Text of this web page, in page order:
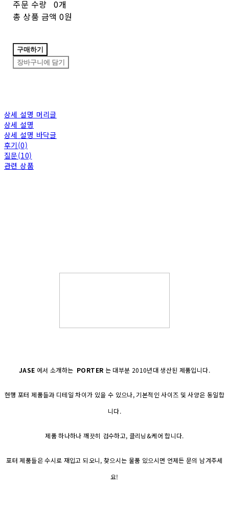
주문 수량 0개
총 상품 금액 0원
구매하기
장바구니에 담기
상세 설명 머리글
상세 설명
상세 설명 바닥글
후기(0)
질문(10)
관련 상품
JASE 에서 소개하는 PORTER 는 대부분 2010년대 생산된 제품입니다.
현행 포터 제품들과 디테일 차이가 있을 수 있으나, 기본적인 사이즈 및 사양은 동일합
니다.
제품 하나하나 깨끗히 검수하고, 클리닝&케어 합니다.
포터 제품들은 수시로 재입고 되오니, 찾으시는 물품 있으시면 언제든 문의 남겨주세
요!